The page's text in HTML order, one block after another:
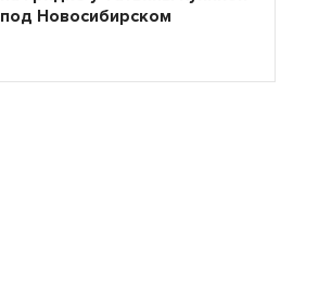
под Новосибирском